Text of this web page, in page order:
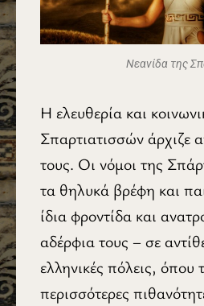
Νεανίδα της
Η ελευθερία και
Σπαρτιατισσών άρχιζε
τους. Οι νόμοι της
τα θηλυκά βρέφη και
ίδια φροντίδα και
αδέρφια τους – σε
ελληνικές πόλεις, όπου
περισσότερες